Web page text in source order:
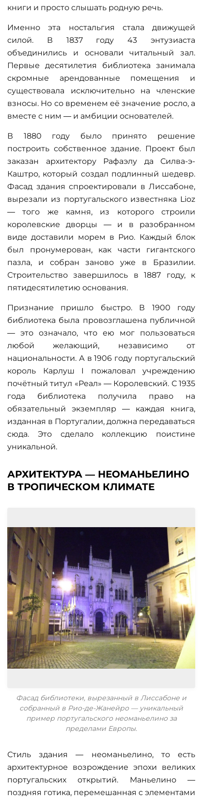
книги и просто слышать родную речь.
Именно эта ностальгия стала движущей
силой. В 1837 году 43 энтузиаста
объединились и основали читальный зал.
Первые десятилетия библиотека занимала
скромные арендованные помещения и
существовала исключительно на членские
взносы. Но со временем её значение росло, а
вместе с ним — и амбиции основателей.
В 1880 году было принято решение
построить собственное здание. Проект был
заказан архитектору Рафаэлу да Силва-э-
Каштро, который создал подлинный шедевр.
Фасад здания спроектировали в Лиссабоне,
вырезали из португальского известняка Lioz
— того же камня, из которого строили
королевские дворцы — и в разобранном
виде доставили морем в Рио. Каждый блок
был пронумерован, как части гигантского
пазла, и собран заново уже в Бразилии.
Строительство завершилось в 1887 году, к
пятидесятилетию основания.
Признание пришло быстро. В 1900 году
библиотека была провозглашена публичной
— это означало, что ею мог пользоваться
любой желающий, независимо от
национальности. А в 1906 году португальский
король Карлуш I пожаловал учреждению
почётный титул «Реал» — Королевский. С 1935
года библиотека получила право на
обязательный экземпляр — каждая книга,
изданная в Португалии, должна передаваться
сюда. Это сделало коллекцию поистине
уникальной.
АРХИТЕКТУРА — НЕОМАНЬЕЛИНО
В ТРОПИЧЕСКОМ КЛИМАТЕ
Фасад библиотеки, вырезанный в Лиссабоне и
собранный в Рио-де-Жанейро — уникальный
пример португальского неоманьелино за
пределами Европы.
Стиль здания — неоманьелино, то eсть
архитектурное возрождение эпохи великих
португальских открытий. Маньелино —
поздняя готика, перемешанная с элементами